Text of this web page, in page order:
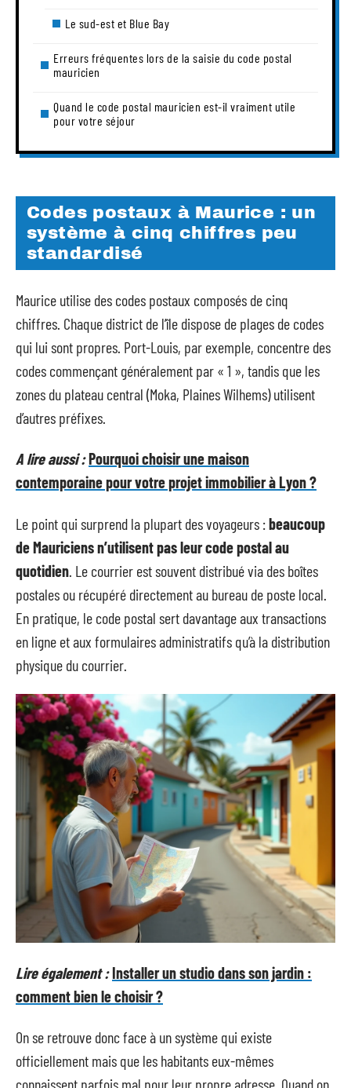
Le sud-est et Blue Bay
Erreurs fréquentes lors de la saisie du code postal
mauricien
Quand le code postal mauricien est-il vraiment utile
pour votre séjour
Codes postaux à Maurice : un
système à cinq chiffres peu
standardisé
Maurice utilise des codes postaux composés de cinq
chiffres. Chaque district de l’île dispose de plages de codes
qui lui sont propres. Port-Louis, par exemple, concentre des
codes commençant généralement par « 1 », tandis que les
zones du plateau central (Moka, Plaines Wilhems) utilisent
d’autres préfixes.
A lire aussi :Pourquoi choisir une maison
contemporaine pour votre projet immobilier à Lyon ?
Le point qui surprend la plupart des voyageurs :beaucoup
de Mauriciens n’utilisent pas leur code postal au
quotidien . Le courrier est souvent distribué via des boîtes
postales ou récupéré directement au bureau de poste local.
En pratique, le code postal sert davantage aux transactions
en ligne et aux formulaires administratifs qu’à la distribution
physique du courrier.
Lire également :Installer un studio dans son jardin :
comment bien le choisir ?
On se retrouve donc face à un système qui existe
officiellement mais que les habitants eux-mêmes